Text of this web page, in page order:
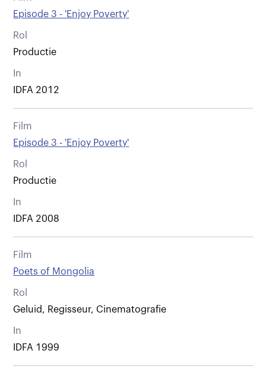
Episode 3 - 'Enjoy Poverty'
Rol
Productie
In
IDFA 2012
Film
Episode 3 - 'Enjoy Poverty'
Rol
Productie
In
IDFA 2008
Film
Poets of Mongolia
Rol
Geluid, Regisseur, Cinematografie
In
IDFA 1999